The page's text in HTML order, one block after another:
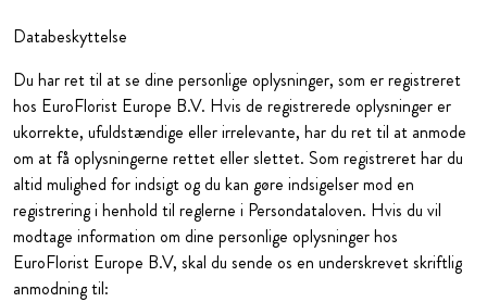
Databeskyttelse
Du har ret til at se dine personlige oplysninger, som er registreret
hos EuroFlorist Europe B.V. Hvis de registrerede oplysninger er
ukorrekte, ufuldstændige eller irrelevante, har du ret til at anmode
om at få oplysningerne rettet eller slettet. Som registreret har du
altid mulighed for indsigt og du kan gøre indsigelser mod en
registrering i henhold til reglerne i Persondataloven. Hvis du vil
modtage information om dine personlige oplysninger hos
EuroFlorist Europe B.V, skal du sende os en underskrevet skriftlig
anmodning til: